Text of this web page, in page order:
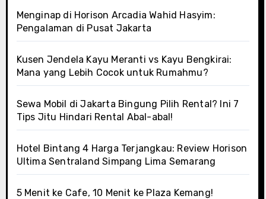
Menginap di Horison Arcadia Wahid Hasyim:
Pengalaman di Pusat Jakarta
Kusen Jendela Kayu Meranti vs Kayu Bengkirai:
Mana yang Lebih Cocok untuk Rumahmu?
Sewa Mobil di Jakarta Bingung Pilih Rental? Ini 7
Tips Jitu Hindari Rental Abal-abal!
Hotel Bintang 4 Harga Terjangkau: Review Horison
Ultima Sentraland Simpang Lima Semarang
5 Menit ke Cafe, 10 Menit ke Plaza Kemang!